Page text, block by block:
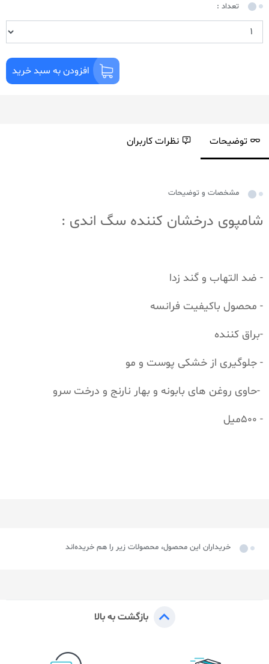
تعداد :
افزودن به سبد خرید
توضیحات نظرات کاربران
مشخصات و توضیحات
شامپوی درخشان کننده سگ اندی :
- ضد التهاب و گند زدا
- محصول باکیفیت فرانسه
-براق کننده
- جلوگیری از خشکی پوست و مو
-حاوی روغن های بابونه و بهار نارنج و درخت سرو
- 500میل
خریداران این محصول، محصولات زیر را هم خریده‌اند
بازگشت به بالا